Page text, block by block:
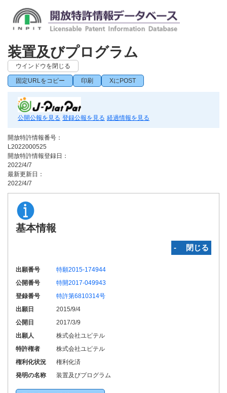
装置及びプログラム
ウインドウを閉じる
固定URLをコピー 印刷 XにPOST
公開公報を見る 登録公報を見る 経過情報を見る
開放特許情報番号：
L2022000525
開放特許情報登録日：
2022/4/7
最新更新日：
2022/4/7
基本情報
‐ 閉じる
出願番号
特願2015-174944
公開番号
特開2017-049943
登録番号
特許第6810314号
出願日
2015/9/4
公開日
2017/3/9
出願人
株式会社ユピテル
特許権者
株式会社ユピテル
権利化状況
権利化済
発明の名称
装置及びプログラム